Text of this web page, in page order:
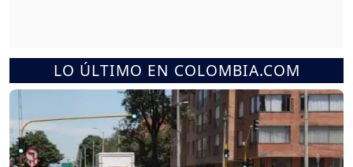
LO ÚLTIMO EN COLOMBIA.COM